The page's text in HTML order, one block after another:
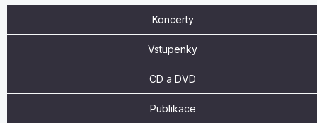
Koncerty
Vstupenky
CD a DVD
Publikace